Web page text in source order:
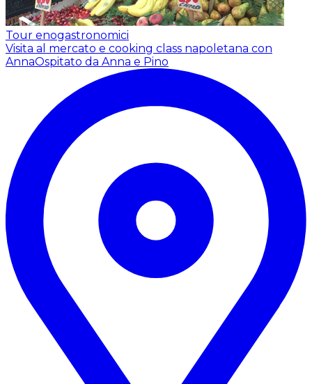
Tour enogastronomici
Visita al mercato e cooking class napoletana con
AnnaOspitato da Anna e Pino